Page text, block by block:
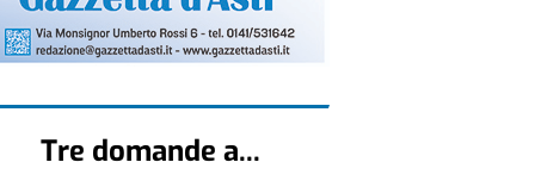
Tre domande a...